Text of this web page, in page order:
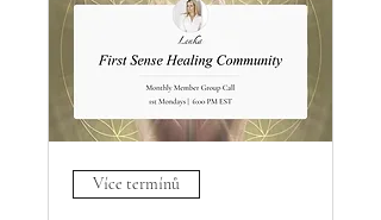
Více termínů